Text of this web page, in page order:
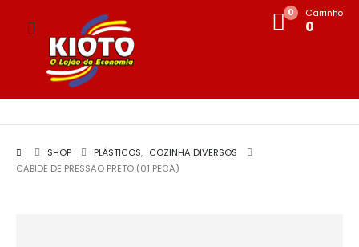
0 Carrinho
0
SHOP PLÁSTICOS, COZINHA DIVERSOS
CABIDE DE PRESSAO PRETO (01 PECA)